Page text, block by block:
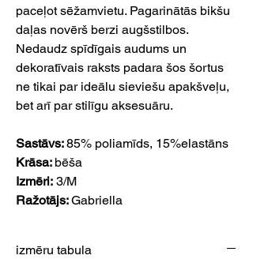
paceļot sēžamvietu. Pagarinātās bikšu
daļas novērš berzi augšstilbos.
Nedaudz spīdīgais audums un
dekoratīvais raksts padara šos šortus
ne tikai par ideālu sieviešu apakšveļu,
bet arī par stilīgu aksesuāru.
Sastāvs:85% poliamīds, 15%elastāns
Krāsa: bēša
Izmēri: 3/M
Ražotājs:Gabriella
izmēru tabula